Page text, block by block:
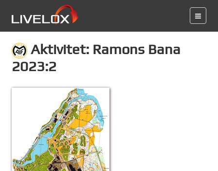
Aktivitet: Ramons Bana
2023:2